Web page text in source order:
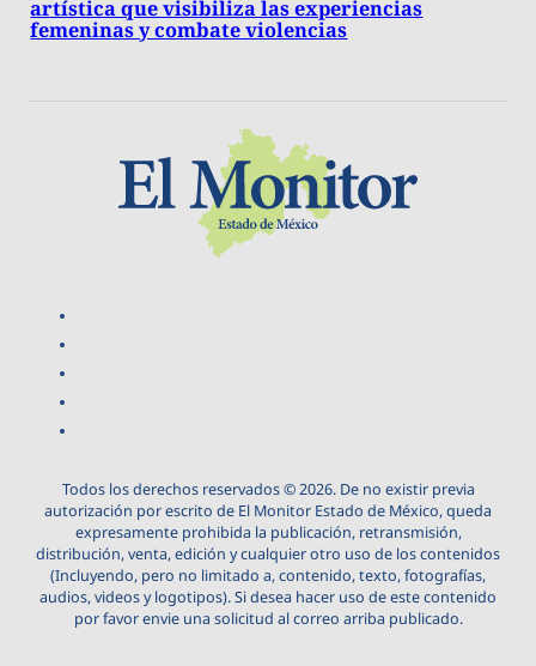
artística que visibiliza las experiencias
femeninas y combate violencias
Todos los derechos reservados © 2026. De no existir previa
autorización por escrito de El Monitor Estado de México, queda
expresamente prohibida la publicación, retransmisión,
distribución, venta, edición y cualquier otro uso de los contenidos
(Incluyendo, pero no limitado a, contenido, texto, fotografías,
audios, videos y logotipos). Si desea hacer uso de este contenido
por favor envie una solicitud al correo arriba publicado.